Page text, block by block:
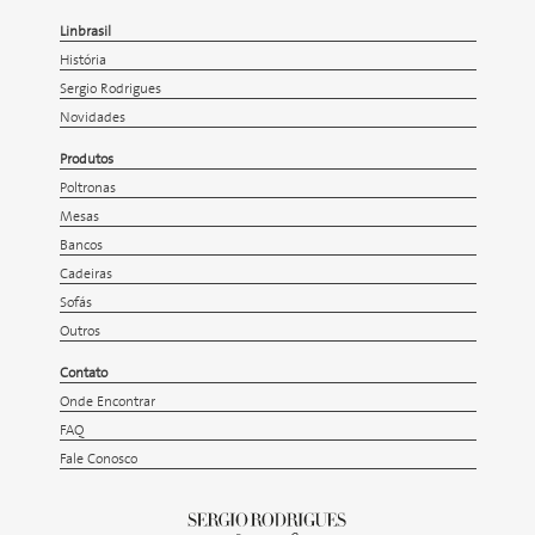
Linbrasil
História
Sergio Rodrigues
Novidades
Produtos
Poltronas
Mesas
Bancos
Cadeiras
Sofás
Outros
Contato
Onde Encontrar
FAQ
Fale Conosco